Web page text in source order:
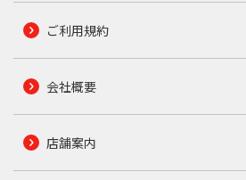
ご利用規約
会社概要
店舗案内